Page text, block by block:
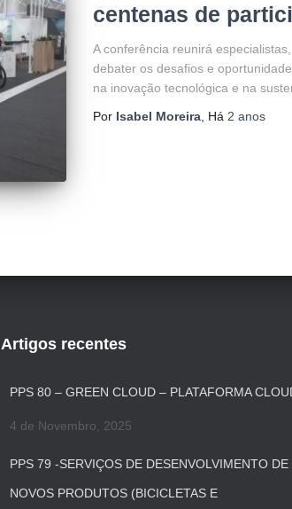
centenas de
A conferência reunirá
debater os desafios e
na inovação tecnológica e na
Por Isabel Moreira, Há 2 anos
Artigos recentes
PPS 80 – GREEN CLOUD – PLATAFORMA
4 de Novembro, 2025
PPS 79 -SERVIÇOS DE DESENVOLVIMENTO DE
NOVOS PRODUTOS (BICICLETAS E